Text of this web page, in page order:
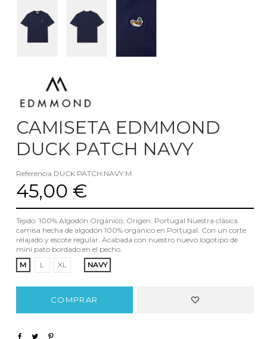
CAMISETA EDMMOND
DUCK PATCH NAVY
Referencia DUCK PATCH.NAVY.M
45,00 €
Tejido: 100% Algodón Orgánico, Origen: Portugal Nuestra clásica
camisa hecha de algodón 100% orgánico en Portugal. Con un corte
relajado y escote regular. Acabada con nuestro nuevo logotipo de
mini pato bordado en el pecho.
M
L XL NAVY
COMPRAR